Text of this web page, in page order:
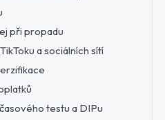
při propadu
a sociálních sítí
testu a DIPu